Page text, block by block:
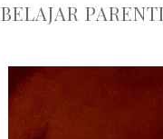
BELAJAR